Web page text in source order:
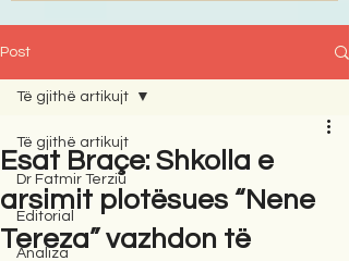
Post
Të gjithë artikujt
Dr Fatmir Terziu
Editorial
Analiza
Të gjithë artikujt
Esat Braçe: Shkolla e
arsimit plotësues “Nene
Tereza” vazhdon të